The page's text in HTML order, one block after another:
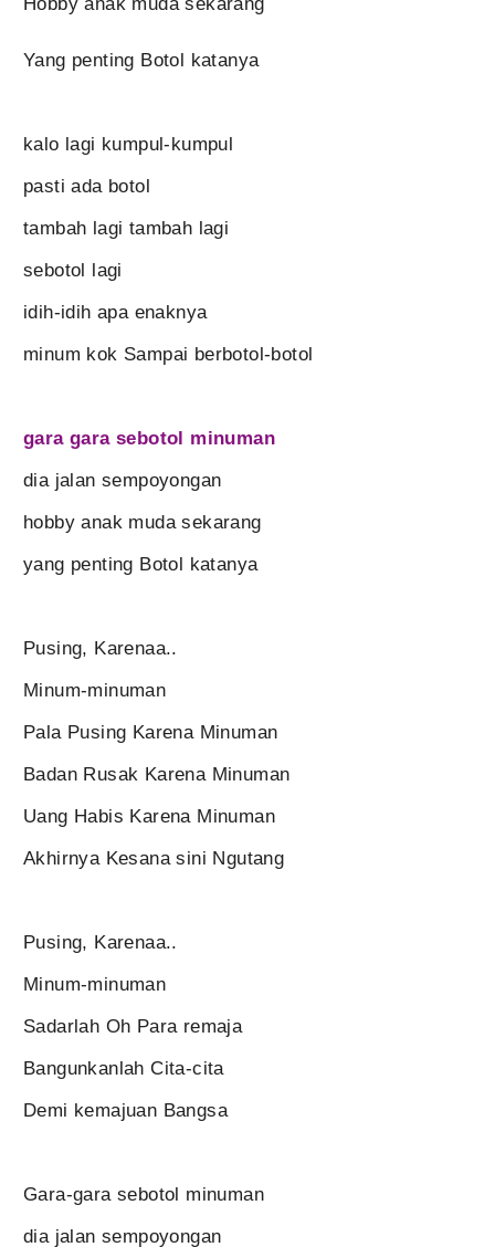
Yang penting Botol katanya
kalo lagi kumpul-kumpul
pasti ada botol
tambah lagi tambah lagi
sebotol lagi
idih-idih apa enaknya
minum kok Sampai berbotol-botol
gara gara sebotol minuman
dia jalan sempoyongan
hobby anak muda sekarang
yang penting Botol katanya
Pusing, Karenaa..
Minum-minuman
Pala Pusing Karena Minuman
Badan Rusak Karena Minuman
Uang Habis Karena Minuman
Akhirnya Kesana sini Ngutang
Pusing, Karenaa..
Minum-minuman
Sadarlah Oh Para remaja
Bangunkanlah Cita-cita
Demi kemajuan Bangsa
Gara-gara sebotol minuman
dia jalan sempoyongan